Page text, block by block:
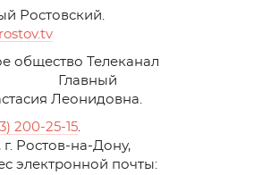
Ростовский.
1rostov.tv
общество Телеканал
Главный
Леонидовна.
200-25-15.
г. Ростов-на-Дону,
электронной почты: